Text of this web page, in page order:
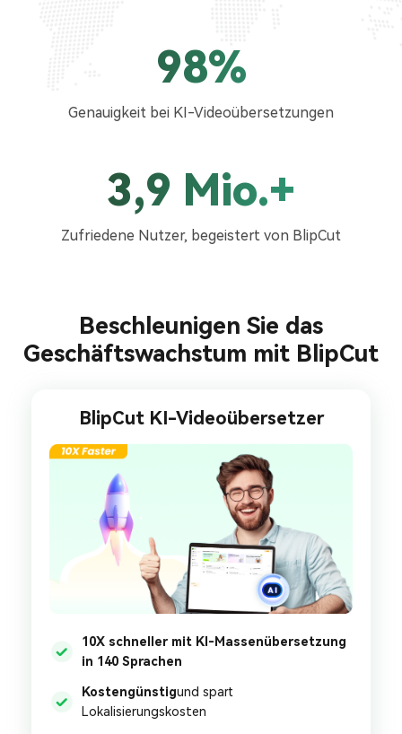
98%
Genauigkeit bei KI-Videoübersetzungen
3,9 Mio.+
Zufriedene Nutzer, begeistert von BlipCut
Beschleunigen Sie das
Geschäftswachstum mit BlipCut
BlipCut KI-Videoübersetzer
10X schneller mit KI-Massenübersetzung
in 140 Sprachen
Kostengünstigund spart
Lokalisierungskosten